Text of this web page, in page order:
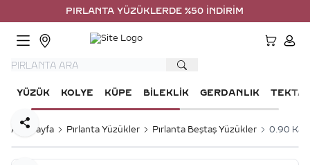
PIRLANTA YÜZÜKLERDE %50 İNDİRİM
YÜZÜK KOLYE KÜPE BILEKLIK GERDANLIK TEKTAŞ
Ana Sayfa Pırlanta Yüzükler Pırlanta Beştaş Yüzükler 0.90
Paylaş